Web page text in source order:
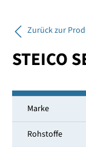
Zurück zur
STEICO
Marke
Rohstoffe